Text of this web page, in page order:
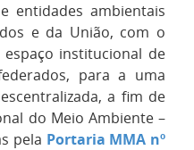
entidades ambientais
e da União, com o
institucional de
para a uma
a fim de
do Meio Ambiente –
pela Portaria MMA nº